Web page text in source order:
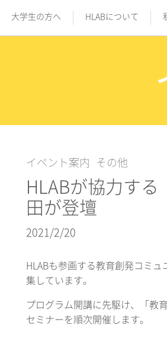
大学生の方へ HLABについて
イベント案内 その他
HLABが協力す
田が登壇
2021/2/20
HLABも参画する教育創発コミ
集しています。
プログラム開講に先駆け、「教
セミナーを順次開催します。